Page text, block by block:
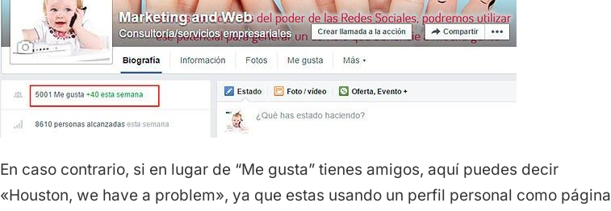
En caso contrario, si en lugar de “Me gusta” tienes amigos, aquí puedes decir
«Houston, we have a problem», ya que estas usando un perfil personal como página